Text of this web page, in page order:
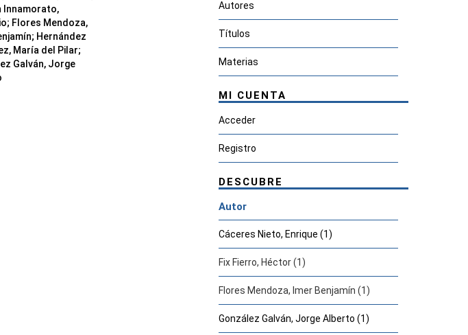
Innamorato,
; Flores Mendoza,
; Hernández
María del Pilar;
Galván, Jorge
Autores
Títulos
Materias
MI CUENTA
Acceder
Registro
DESCUBRE
Autor
Cáceres Nieto, Enrique (1)
Fix Fierro, Héctor (1)
Flores Mendoza, Imer Benjamín (1)
González Galván, Jorge Alberto (1)